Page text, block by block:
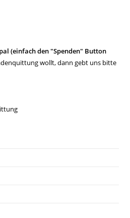
(einfach den "Spenden" Button
wollt, dann gebt uns bitte